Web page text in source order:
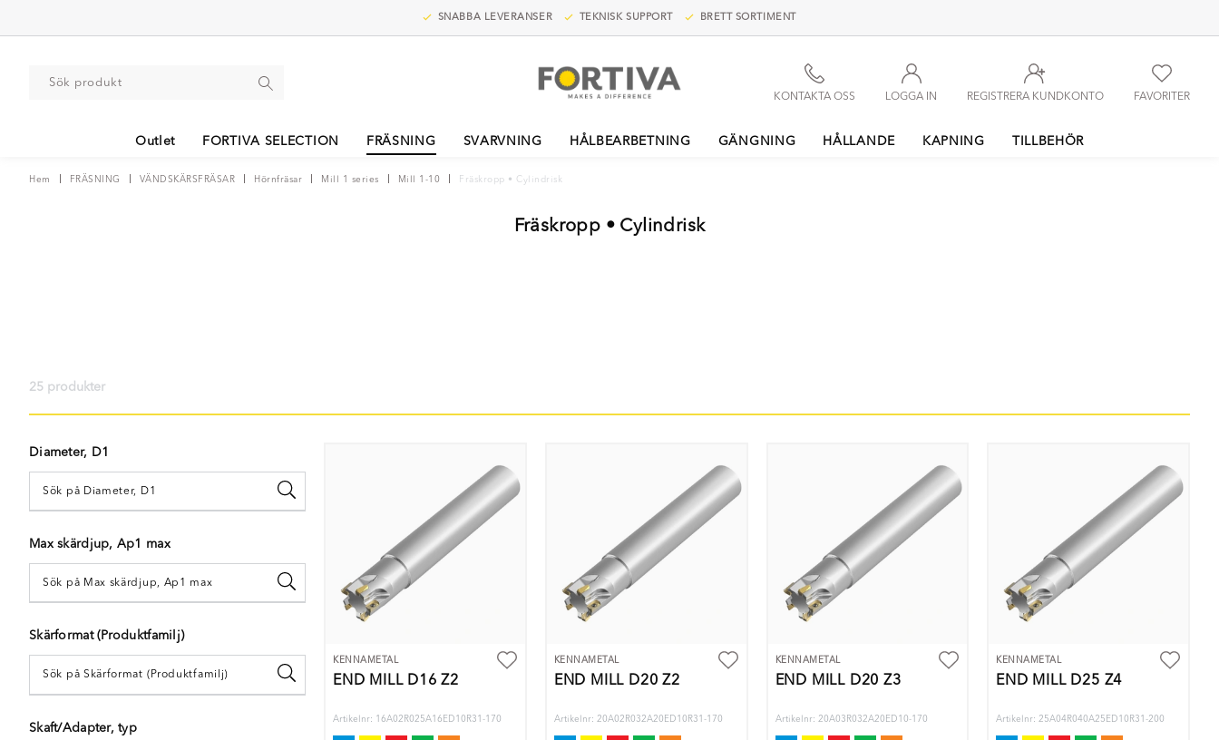
SNABBA LEVERANSER TEKNISK SUPPORT BRETT SORTIMENT
FAVORITER
REGISTRERA KUNDKONTO
LOGGA IN
KONTAKTA OSS
Outlet FORTIVA SELECTION FRÄSNING SVARVNING HÅLBEARBETNING GÄNGNING HÅLLANDE KAPNING TILLBEHÖR
Hem FRÄSNING VÄNDSKÄRSFRÄSAR Hörnfräsar Mill 1 series Mill 1-10 Fräskropp • Cylindrisk
Fräskropp • Cylindrisk
25 produkter
Diameter, D1
Max skärdjup, Ap1 max
Skärformat (Produktfamilj)
Skaft/Adapter, typ
KENNAMETAL
END MILL D16 Z2
Artikelnr: 16A02R025A16ED10R31-170
KENNAMETAL
END MILL D20 Z2
Artikelnr: 20A02R032A20ED10R31-170
KENNAMETAL
END MILL D20 Z3
Artikelnr: 20A03R032A20ED10-170
KENNAMETAL
END MILL D25 Z4
Artikelnr: 25A04R040A25ED10R31-200